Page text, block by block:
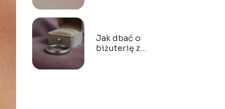
Jak dbać o
biżuterię z